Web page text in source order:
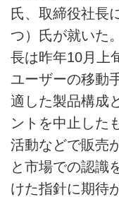
氏、取締役社長
つ）氏が就いた
長は昨年10月上
ユーザーの移動
適した製品構成
ントを中止した
活動などで販売
と市場での認識
けた指針に期待